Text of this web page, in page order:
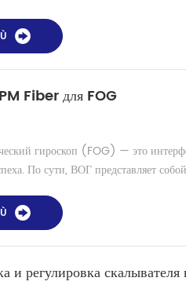
Fiber для FOG
гироскоп (FOG) — это
По сути, ВОГ представляет
и регулировка скалывателя